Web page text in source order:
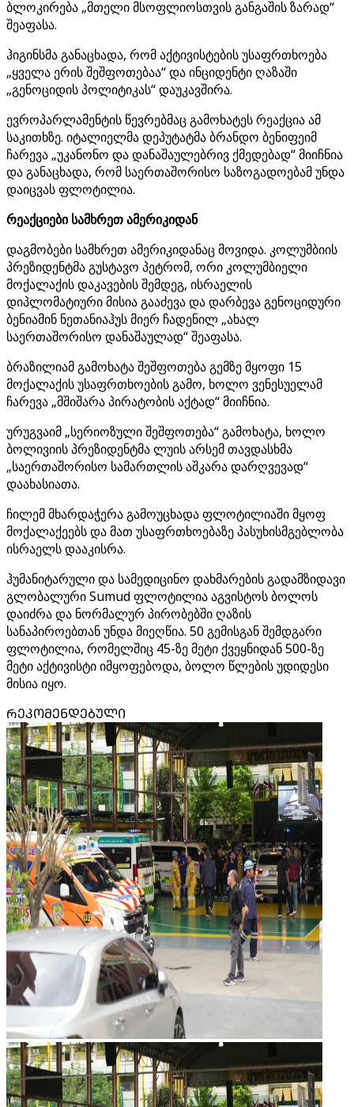
ბლოკირება „მთელი მსოფლიოსთვის განგაშის ზარად“
შეაფასა.
ჰიგინსმა განაცხადა, რომ აქტივისტების უსაფრთხოება
„ყველა ერის შეშფოთებაა“ და ინციდენტი ღაზაში
„გენოციდის პოლიტიკას“ დაუკავშირა.
ევროპარლამენტის წევრებმაც გამოხატეს რეაქცია ამ
საკითხზე. იტალიელმა დეპუტატმა ბრანდო ბენიფეიმ
ჩარევა „უკანონო და დანაშაულებრივ ქმედებად“ მიიჩნია
და განაცხადა, რომ საერთაშორისო საზოგადოებამ უნდა
დაიცვას ფლოტილია.
რეაქციები სამხრეთ ამერიკიდან
დაგმობები სამხრეთ ამერიკიდანაც მოვიდა. კოლუმბიის
პრეზიდენტმა გუსტავო პეტრომ, ორი კოლუმბიელი
მოქალაქის დაკავების შემდეგ, ისრაელის
დიპლომატიური მისია გააძევა და დარბევა გენოციდური
ბენიამინ ნეთანიაჰუს მიერ ჩადენილ „ახალ
საერთაშორისო დანაშაულად“ შეაფასა.
ბრაზილიამ გამოხატა შეშფოთება გემზე მყოფი 15
მოქალაქის უსაფრთხოების გამო, ხოლო ვენესუელამ
ჩარევა „მშიშარა პირატობის აქტად“ მიიჩნია.
ურუგვაიმ „სერიოზული შეშფოთება“ გამოხატა, ხოლო
ბოლივიის პრეზიდენტმა ლუის არსემ თავდასხმა
„საერთაშორისო სამართლის აშკარა დარღვევად“
დაახასიათა.
ჩილემ მხარდაჭერა გამოუცხადა ფლოტილიაში მყოფ
მოქალაქეებს და მათ უსაფრთხოებაზე პასუხისმგებლობა
ისრაელს დააკისრა.
ჰუმანიტარული და სამედიცინო დახმარების გადამზიდავი
გლობალური Sumud ფლოტილია აგვისტოს ბოლოს
დაიძრა და ნორმალურ პირობებში ღაზის
სანაპიროებთან უნდა მიეღწია. 50 გემისგან შემდგარი
ფლოტილია, რომელშიც 45-ზე მეტი ქვეყნიდან 500-ზე
მეტი აქტივისტი იმყოფებოდა, ბოლო წლების უდიდესი
მისია იყო.
ᲠᲔᲙᲝᲛᲔᲜᲓᲔᲑᲣᲚᲘ